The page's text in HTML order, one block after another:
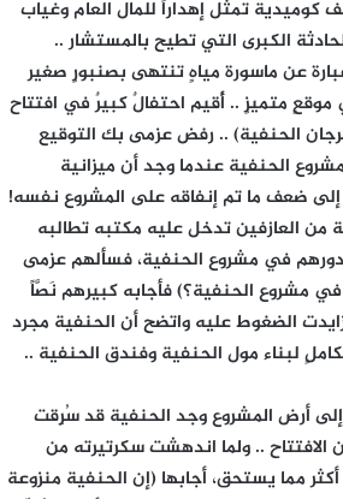
كوميدية تمثل إهداراً للمال العام وغياب
الكبرى التي تطيح بالمستشار ..
عن ماسورة مياهٍ تنتهى بصنبورٍ صغير
متميزٍ .. أُقيم احتفالٌ كبيرٌ في افتتاح
الحنفية) .. رفض عزمى بك التوقيع
الحنفية عندما وجد أن ميزانية
إلى ضعف ما تم إنفاقه على المشروع نفسه!
العازفين تدخل عليه مكتبه تطالبه
في مشروع الحنفية، فسألهم عزمى
مشروع الحنفية؟) فأجابه كبيرهم نَصَّاً
الضغوط عليه واتضح أن الحنفية مجرد
لبناء مول الحنفية وفندق الحنفية ..
إلى أرض المشروع وجد الحنفية قد سُرِقت
.. ولما اندهشت سكرتيرته من
مما يستحق، أجابها (إن الحنفية منزوعة